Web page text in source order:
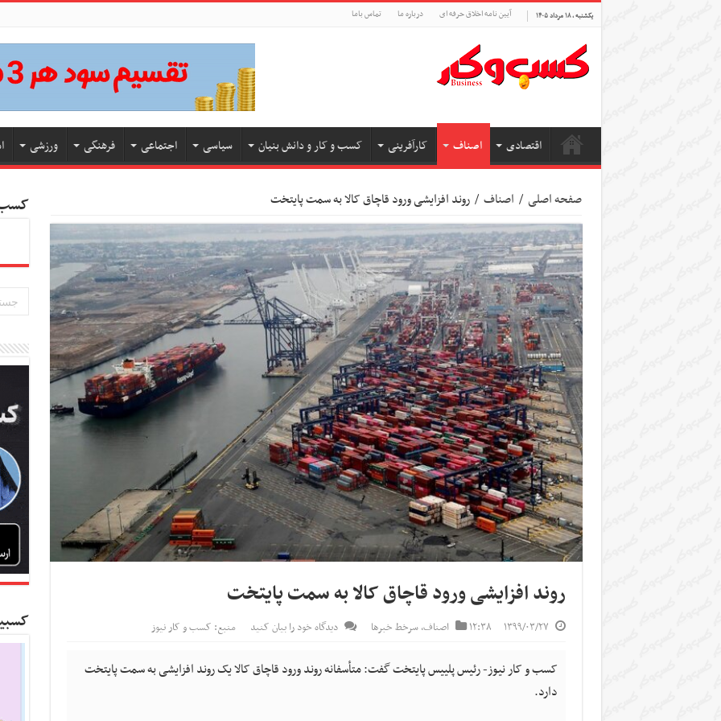
یکشنبه , ۱۸ مرداد ۱۴۰۵ آیین نامه اخلاق حرفه ای درباره ما تماس باما
اقتصادی اصناف کارآفرینی کسب و کار و دانش بنیان سیاسی اجتماعی فرهنگی ورزشی
صفحه اصلی / اصناف / روند افزایشی ورود قاچاق کالا به سمت پایتخت
روند افزایشی ورود قاچاق کالا به سمت پایتخت
۱۳۹۹/۰۳/۲۷ ۱۲:۳۸ اصناف,سرخط خبرها دیدگاه خود را بیان کنید منبع: کسب و کار نیوز
کسب و کار نیوز- رئیس پلییس پایتخت گفت: متأسفانه روند ورود قاچاق کالا یک روند افزایشی به سمت پایتخت
دارد.
کسب